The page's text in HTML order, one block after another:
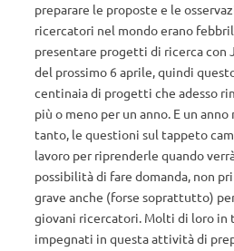
preparare le proposte e le
ricercatori nel mondo erano
presentare progetti di ricerca con
del prossimo 6 aprile, quindi
centinaia di progetti che adesso
più o meno per un anno. E un
tanto, le questioni sul tappeto
lavoro per riprenderle quando
possibilità di fare domanda, non
grave anche (forse soprattutto)
giovani ricercatori. Molti di loro in
impegnati in questa attività di